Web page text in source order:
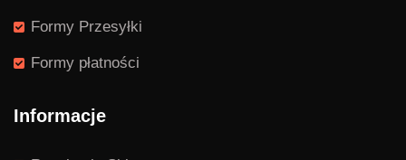
Formy Przesyłki
Formy płatności
Informacje